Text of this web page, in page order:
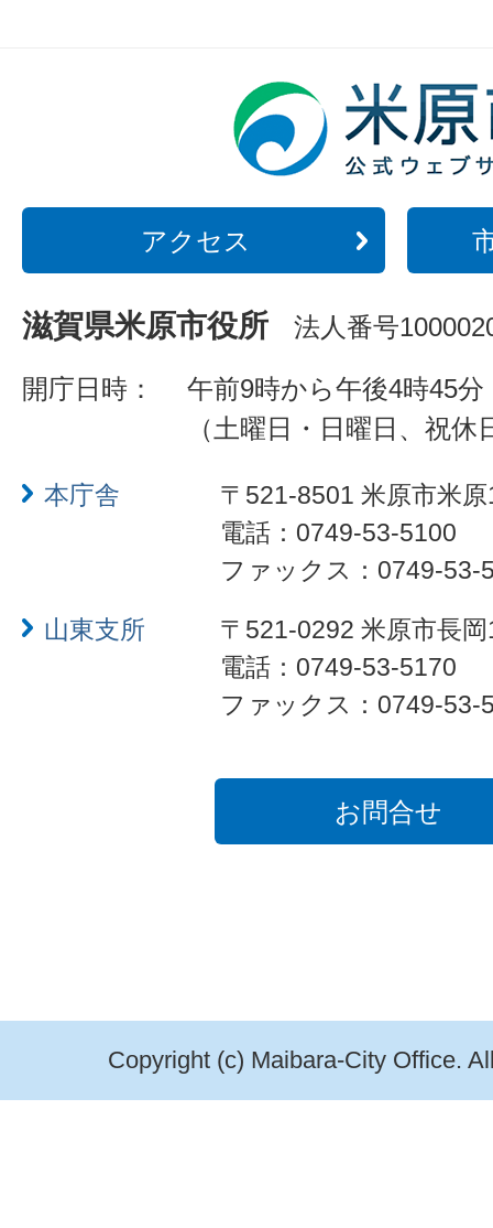
アクセス
滋賀県米原市役所 法人番号
開庁日時：
午前9時から午後4時45分
（土曜日・日曜日、祝
本庁舎
〒521-8501 米原市米
電話：0749-53-5100
ファックス：0749-53-
山東支所
〒521-0292 米原市長
電話：0749-53-5170
ファックス：0749-53-
お問合せ
Copyright (c) Maibara-City Office.